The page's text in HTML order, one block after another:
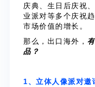
庆典、生日后庆祝
业派对等多个庆祝
市场价值的增长。
那么，出口海外，
品？
1、立体人像派对邀